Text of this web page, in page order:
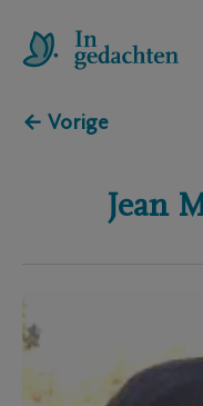
← Vorige
Jean